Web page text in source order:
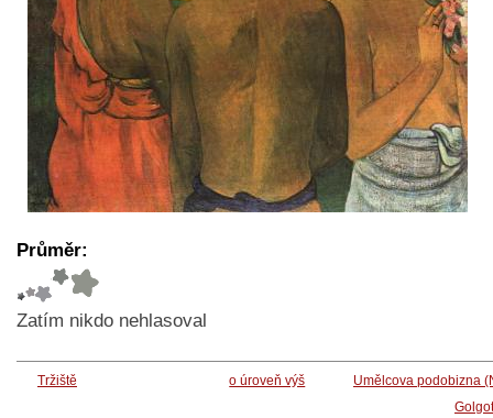
Průměr:
Zatím nikdo nehlasoval
Tržiště o úroveň výš
Umělcova podobizna